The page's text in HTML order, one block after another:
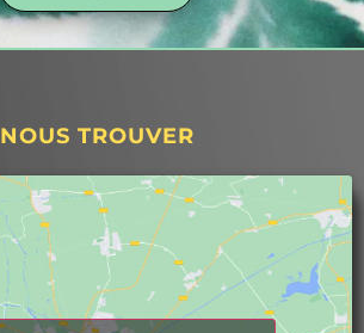
NOUS TROUVER